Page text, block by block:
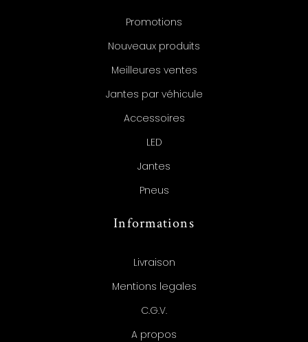
Promotions
Nouveaux produits
Meilleures ventes
Jantes par véhicule
Accessoires
LED
Jantes
Pneus
Informations
Livraison
Mentions legales
C.G.V.
A propos